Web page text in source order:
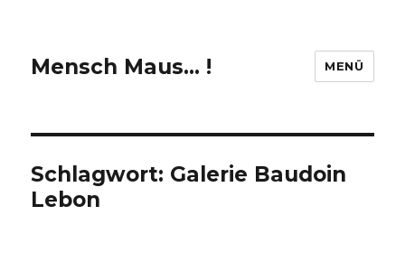
Mensch Maus… ! MENÜ
Schlagwort: Galerie Baudoin
Lebon